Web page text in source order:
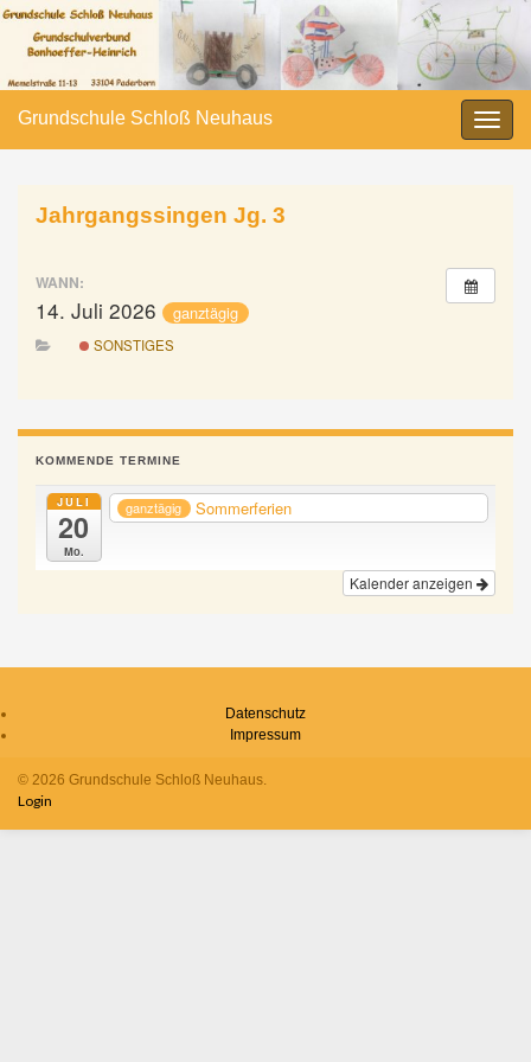
Grundschule Schloß Neuhaus
Jahrgangssingen Jg. 3
WANN:
14. Juli 2026 ganztägig
SONSTIGES
KOMMENDE TERMINE
JULI
20
Mo.
ganztägig Sommerferien
Kalender anzeigen
Datenschutz
Impressum
© 2026 Grundschule Schloß Neuhaus.
Login